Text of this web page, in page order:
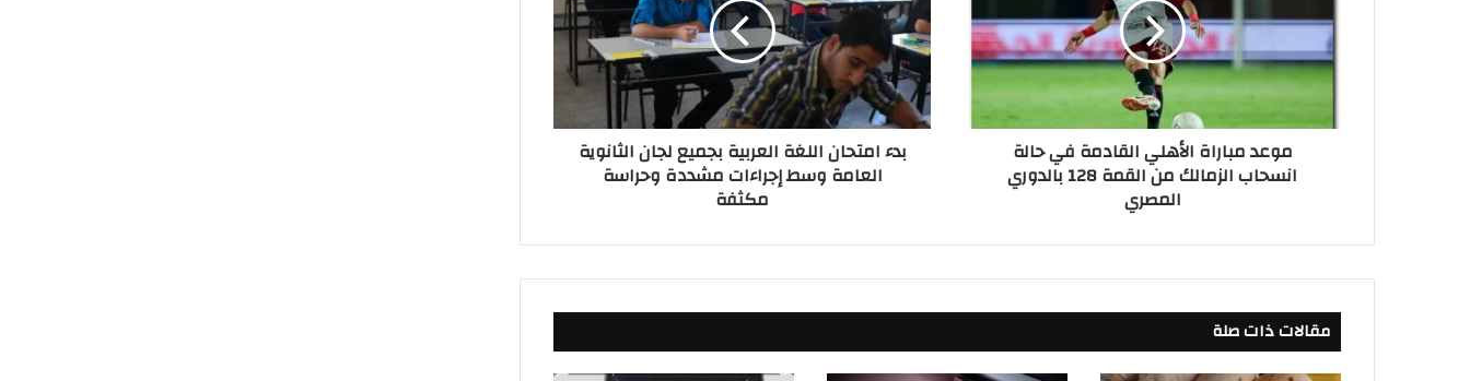
ا
ه
ا
ق
موعد مباراة الأهلي القادمة في حالة
انسحاب الزمالك من القمة 128 بالدوري
المصري
م
ت
ح
ن
ة
ع
ب
بدء امتحان اللغة العربية بجميع لجان الثانوية
العامة وسط إجراءات مشددة وحراسة
مكثفة
مقالات ذات صلة